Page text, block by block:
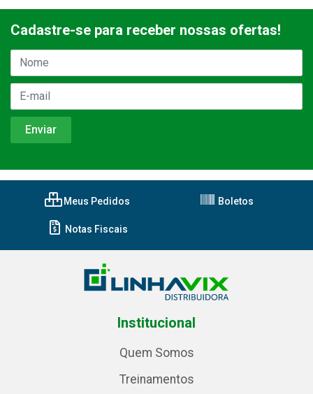
Cadastre-se para receber nossas ofertas!
Meus Pedidos Boletos
Notas Fiscais
Institucional
Quem Somos
Treinamentos